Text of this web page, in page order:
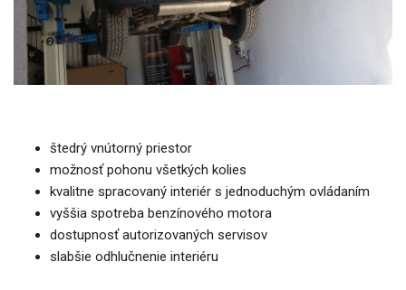
štedrý vnútorný priestor
možnosť pohonu všetkých kolies
kvalitne spracovaný interiér s jednoduchým ovládaním
vyššia spotreba benzínového motora
dostupnosť autorizovaných servisov
slabšie odhlučnenie interiéru